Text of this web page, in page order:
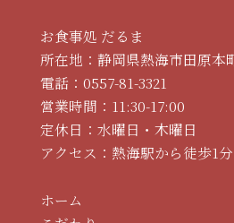
お食事処 だるま
所在地：静岡県熱海市田原本
電話： 0557-81-3321
営業時間：11:30-17:00
定休日：水曜日・木曜日
アクセス：熱海駅から徒歩1分
ホーム